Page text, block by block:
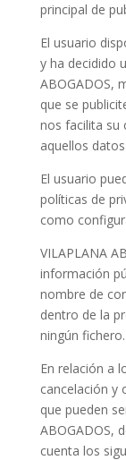
principal de
El usuario
y ha decidido
ABOGADOS,
que se
nos facilita su
aquellos
El usuario
políticas de
como
VILAPLANA
información
nombre de
dentro de la
ningún fichero.
En relación a
cancelación y
que pueden
ABOGADOS,
cuenta los